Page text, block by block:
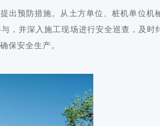
出预防措施。从土方单位、桩机单位机
，并深入施工现场进行安全巡查，及时
保安全生产。